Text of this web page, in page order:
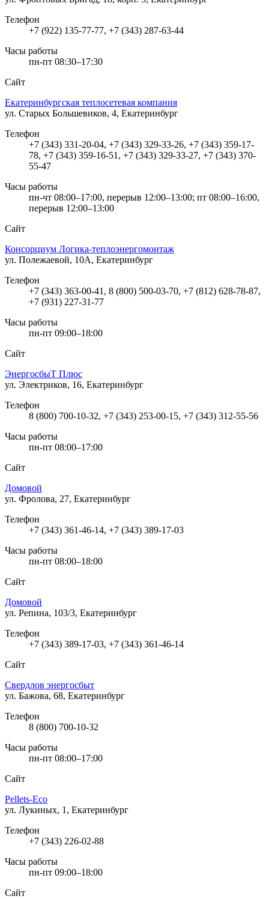
Телефон
+7 (922) 135-77-77, +7 (343) 287-63-44
Часы работы
пн-пт 08:30–17:30
Сайт
Екатеринбургская теплосетевая компания
ул. Старых Большевиков, 4, Екатеринбург
Телефон
+7 (343) 331-20-04, +7 (343) 329-33-26, +7 (343) 359-17-
78, +7 (343) 359-16-51, +7 (343) 329-33-27, +7 (343) 370-
55-47
Часы работы
пн-чт 08:00–17:00, перерыв 12:00–13:00; пт 08:00–16:00,
перерыв 12:00–13:00
Сайт
Консорциум Логика-теплоэнергомонтаж
ул. Полежаевой, 10А, Екатеринбург
Телефон
+7 (343) 363-00-41, 8 (800) 500-03-70, +7 (812) 628-78-87,
+7 (931) 227-31-77
Часы работы
пн-пт 09:00–18:00
Сайт
ЭнергосбыТ Плюс
ул. Электриков, 16, Екатеринбург
Телефон
8 (800) 700-10-32, +7 (343) 253-00-15, +7 (343) 312-55-56
Часы работы
пн-пт 08:00–17:00
Сайт
Домовой
ул. Фролова, 27, Екатеринбург
Телефон
+7 (343) 361-46-14, +7 (343) 389-17-03
Часы работы
пн-пт 08:00–18:00
Сайт
Домовой
ул. Репина, 103/3, Екатеринбург
Телефон
+7 (343) 389-17-03, +7 (343) 361-46-14
Сайт
Свердлов энергосбыт
ул. Бажова, 68, Екатеринбург
Телефон
8 (800) 700-10-32
Часы работы
пн-пт 08:00–17:00
Сайт
Pellets-Eco
ул. Лукиных, 1, Екатеринбург
Телефон
+7 (343) 226-02-88
Часы работы
пн-пт 09:00–18:00
Сайт